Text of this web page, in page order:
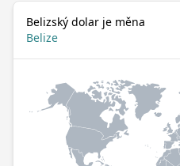
Belizský dolar je měna
Belize